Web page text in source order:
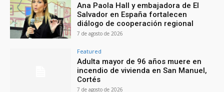
Ana Paola Hall y embajadora de El
Salvador en España fortalecen
diálogo de cooperación regional
7 de agosto de 2026
Featured
Adulta mayor de 96 años muere en
incendio de vivienda en San Manuel,
Cortés
7 de agosto de 2026